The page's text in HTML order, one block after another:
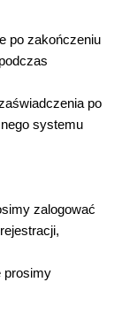
po zakończeniu
po
systemu
zalogować
prosimy